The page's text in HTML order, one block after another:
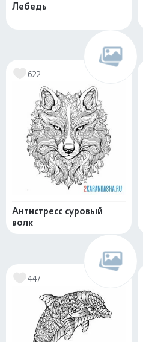
Лебедь
622
Антистресс суровый
волк
447